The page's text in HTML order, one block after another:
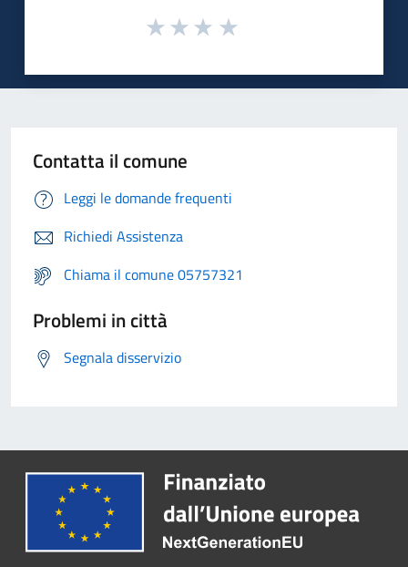
Contatta il comune
Leggi le domande frequenti
Richiedi Assistenza
Chiama il comune 05757321
Problemi in città
Segnala disservizio